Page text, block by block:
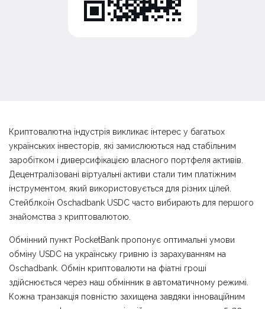
Криптовалютна індустрія викликає інтерес у багатьох
українських інвесторів, які замислюються над стабільним
заробітком і диверсифікацією власного портфеля активів.
Децентралізовані віртуальні активи стали тим платіжним
інструментом, який використовується для різних цілей.
Стейблкоїн Оschadbank USDC часто вибирають для першого
знайомства з криптовалютою.
Обмінний пункт PocketBank пропонує оптимальні умови
обміну USDC на українську гривню із зарахуванням на
Оschadbank. Обмін криптовалюти на фіатні гроші
здійснюється через наш обмінник в автоматичному режимі.
Кожна транзакція повністю захищена завдяки інноваційним